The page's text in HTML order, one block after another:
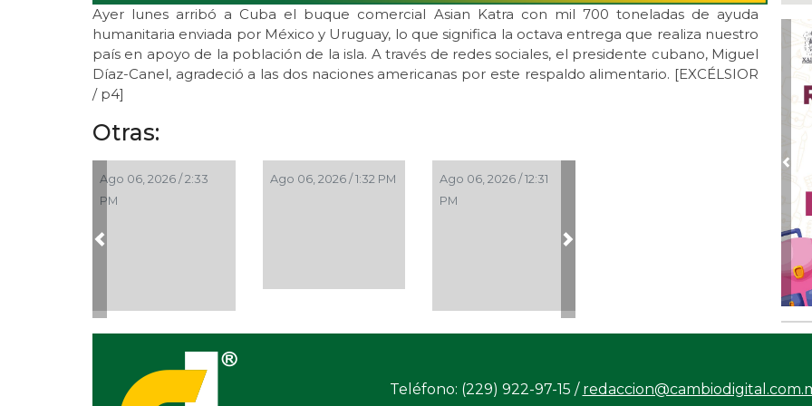
Ayer lunes arribó a Cuba el buque comercial Asian Katra con mil 700 toneladas de ayuda
humanitaria enviada por México y Uruguay, lo que significa la octava entrega que realiza nuestro
país en apoyo de la población de la isla. A través de redes sociales, el presidente cubano, Miguel
Díaz-Canel, agradeció a las dos naciones americanas por este respaldo alimentario. [EXCÉLSIOR
/ p4]
Otras:
Ago 06, 2026 / 2:33
PM
Ago 06, 2026 / 1:32 PM
Ago 06, 2026 / 12:31
PM
Previous Next
Teléfono: (229) 922-97-15 /